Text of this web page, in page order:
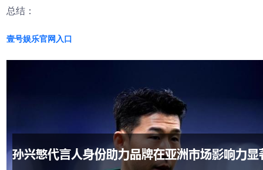
总结：
壹号娱乐官网入口